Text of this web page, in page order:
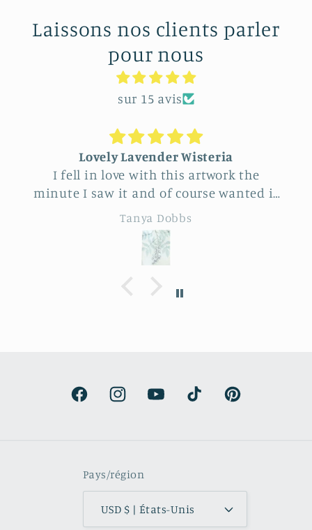
Laissons nos clients parler
pour nous
sur 15 avis
Unique Beautiful wall hanging
Feel very fortunate to have come across
this vendor at Allerton Park. So many
really beautiful natural pieces. Was hard
to choose, Love the familiar simple
sunflower and wheat design yet
specialness of the work. The seller was a
delight to talk with, Very
knowledgeable.
Eileen B
FacebookInstagramYouTubeTikTok Pinterest
Pays/région
USD $ | États-Unis